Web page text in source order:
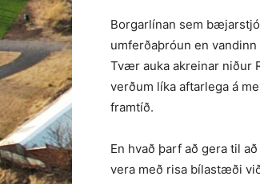
Borgarlínan sem
umferðaþróun en
Tvær auka akreinar niður
verðum líka aftarlega á
framtíð.
En hvað þarf að gera til
vera með risa bílastæði